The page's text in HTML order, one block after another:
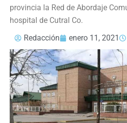
provincia la Red de Abordaje
hospital de Cutral Co.
Redacción
enero 11, 2021